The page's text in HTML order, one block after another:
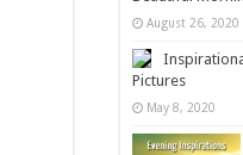
August 26, 2020
Pictures
May 8, 2020